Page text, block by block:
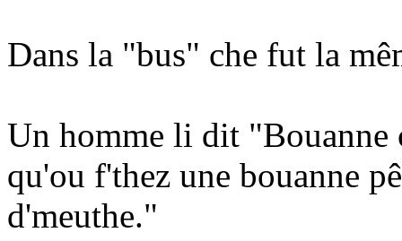
Dans la "bus" che fut la
Un homme li dit "Bouanne
qu'ou f'thez une bouanne
d'meuthe."